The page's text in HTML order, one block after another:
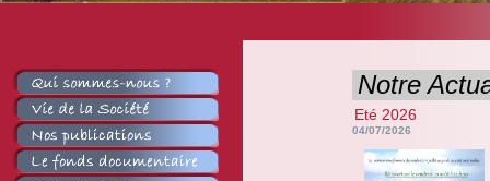
Notre
Eté 2026
04/07/2026